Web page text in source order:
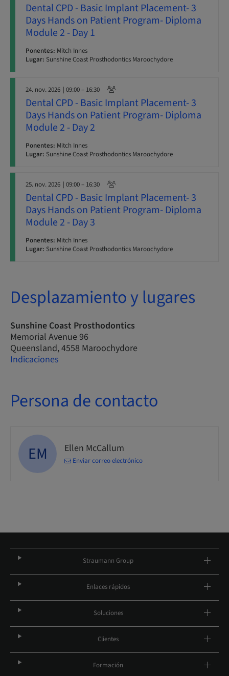
Dental CPD - Basic Implant Placement- 3
Days Hands on Patient Program- Diploma
Module 2 - Day 1
Ponentes: Mitch Innes
Lugar: Sunshine Coast Prosthodontics Maroochydore
24. nov. 2026 | 09:00 – 16:30
Dental CPD - Basic Implant Placement- 3
Days Hands on Patient Program- Diploma
Module 2 - Day 2
Ponentes: Mitch Innes
Lugar: Sunshine Coast Prosthodontics Maroochydore
25. nov. 2026 | 09:00 – 16:30
Dental CPD - Basic Implant Placement- 3
Days Hands on Patient Program- Diploma
Module 2 - Day 3
Ponentes: Mitch Innes
Lugar: Sunshine Coast Prosthodontics Maroochydore
Desplazamiento y lugares
Sunshine Coast Prosthodontics
Memorial Avenue 96
Queensland, 4558 Maroochydore
Indicaciones
Persona de contacto
EM Ellen McCallum
Enviar correo electrónico
Straumann Group
Enlaces rápidos
Soluciones
Clientes
Formación